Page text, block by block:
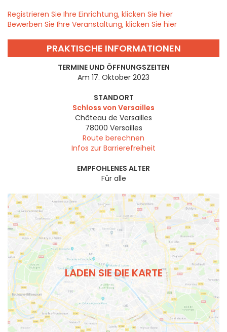
Registrieren Sie Ihre Einrichtung, klicken Sie hier
Bewerben Sie Ihre Veranstaltung, klicken Sie hier
PRAKTISCHE INFORMATIONEN
TERMINE UND ÖFFNUNGSZEITEN
Am 17. Oktober 2023
STANDORT
Schloss von Versailles
Château de Versailles
78000 Versailles
Route berechnen
Infos zur Barrierefreiheit
EMPFOHLENES ALTER
Für alle
LADEN SIE DIE KARTE